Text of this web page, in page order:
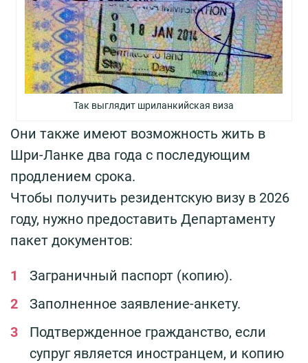
Так выглядит шриланкийская виза
Они также имеют возможность жить в
Шри-Ланке два года с последующим
продлением срока.
Чтобы получить резидентскую визу в 2026
году, нужно предоставить Департаменту
пакет документов:
Заграничный паспорт (копию).
Заполненное заявление-анкету.
Подтвержденное гражданство, если
супруг является иностранцем, и копию